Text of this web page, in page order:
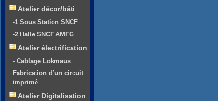
Atelier décor/bâti
-1 Sous Station SNCF
-2 Halle SNCF AMFG
Atelier électrification
- Cablage Lokmaus
Fabrication d’un circuit
imprimé
Atelier Digitalisation